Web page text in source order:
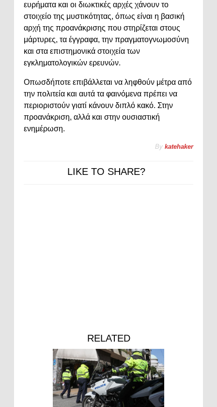
ευρήματα και οι διωκτικές αρχές χάνουν το
στοιχείο της μυστικότητας, όπως είναι η βασική
αρχή της προανάκρισης που στηρίζεται στους
μάρτυρες, τα έγγραφα, την πραγματογνωμοσύνη
και στα επιστημονικά στοιχεία των
εγκληματολογικών ερευνών.
Οπωσδήποτε επιβάλλεται να ληφθούν μέτρα από
την πολιτεία και αυτά τα φαινόμενα πρέπει να
περιοριστούν γιατί κάνουν διπλό κακό. Στην
προανάκριση, αλλά και στην ουσιαστική
ενημέρωση.
By katehaker
LIKE TO SHARE?
RELATED